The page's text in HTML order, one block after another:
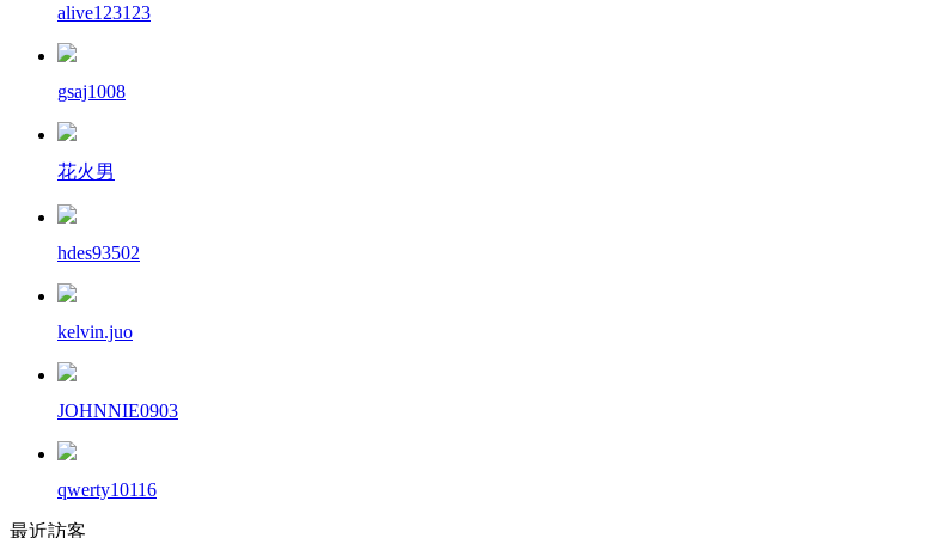
alive123123
gsaj1008
花火男
hdes93502
kelvin.juo
JOHNNIE0903
qwerty10116
最近訪客